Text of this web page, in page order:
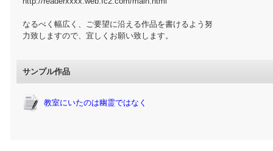
なるべく幅広く、ご要望に沿える作品を書けるよう努
力致しますので、宜しくお願い致します。
サンプル作品
教室にいたのは幽霊ではなく